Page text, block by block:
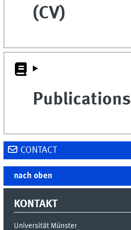
(CV)
Publications
CONTACT
nach oben
KONTAKT
Universität Münster